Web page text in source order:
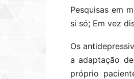
Pesquisas em
si só; Em vez
Os
a adaptação
próprio